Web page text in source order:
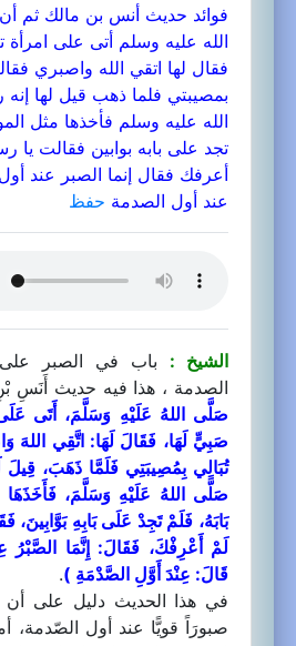
فوائد حديث أنس بن مالك ثم
الله عليه وسلم أتى على
فقال لها اتقي الله واصبري
بمصيبتي فلما ذهب قيل لها
الله عليه وسلم فأخذها مثل
تجد على بابه بوابين فقالت يا
أعرفك فقال إنما الصبر عند
عند أول الصدمة حفظ
الشيخ : باب في الصبر على
الصدمة ، هذا فيه حديث أَنَسِ
صَلَّى اللهُ عَلَيْهِ وَسَلَّمَ، أَتَى
صَبِيٍّ لَهَا، فَقَالَ لَهَا: اتَّقِي اللهَ
تُبَالِي بِمُصِيبَتِي فَلَمَّا ذَهَبَ، قِيلَ
صَلَّى اللهُ عَلَيْهِ وَسَلَّمَ،
بَابَهُ، فَلَمْ تَجِدْ عَلَى بَابِهِ بَوَّابِينَ،
لَمْ أَعْرِفْكَ، فَقَالَ: إِنَّمَا الصَّبْرُ
قَالَ: عِنْدَ أَوَّلِ الصَّدْمَةِ ).
في هذا الحديث دليل على أن
صبورَاً قويًّا عند أول الصّدمة،